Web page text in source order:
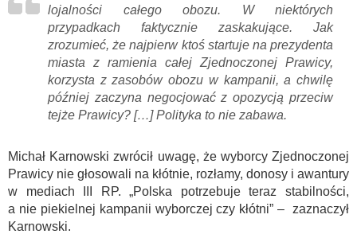
lojalności całego obozu. W niektórych
przypadkach faktycznie zaskakujące. Jak
zrozumieć, że najpierw ktoś startuje na prezydenta
miasta z ramienia całej Zjednoczonej Prawicy,
korzysta z zasobów obozu w kampanii, a chwilę
później zaczyna negocjować z opozycją przeciw
tejże Prawicy? […] Polityka to nie zabawa.
Michał Karnowski zwrócił uwagę, że wyborcy Zjednoczonej
Prawicy nie głosowali na kłótnie, rozłamy, donosy i awantury
w mediach III RP. „Polska potrzebuje teraz stabilności,
a nie piekielnej kampanii wyborczej czy kłótni” – zaznaczył
Karnowski.